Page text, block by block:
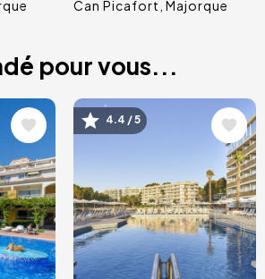
Can Picafort Majorque
pour vous...
Image
4.4 / 5